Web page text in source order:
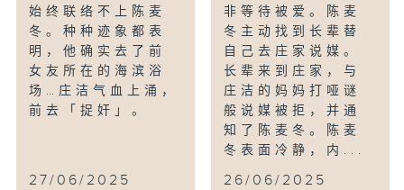
始终联络不上陈麦
冬。种种迹象都表
明，他确实去了前
女友所在的海滨浴
场…庄洁气血上涌，
前去「捉奸」。
27/06/2025
非等待被爱。陈麦
冬主动找到长辈替
自己去庄家说媒。
长辈来到庄家，与
庄洁的妈妈打哑谜
般说媒被拒，并通
知了陈麦冬。陈麦
冬表面冷静，内...
26/06/2025